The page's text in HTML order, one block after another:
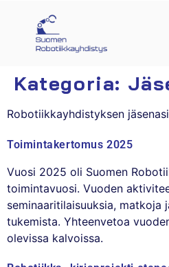
Kategoria:
Robotiikkayhdistyksen
Toimintakertomus 2025
Vuosi 2025 oli Suomen
toimintavuosi. Vuoden
seminaaritilaisuuksia, matkoja
tukemista. Yhteenvetoa
olevissa kalvoissa.